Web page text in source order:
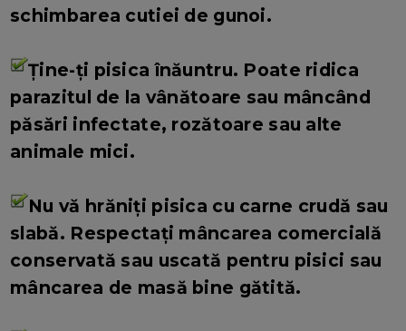
schimbarea cutiei de gunoi.
Ține-ți pisica înăuntru. Poate ridica
parazitul de la vânătoare sau mâncând
păsări infectate, rozătoare sau alte
animale mici.
Nu vă hrăniți pisica cu carne crudă sau
slabă. Respectați mâncarea comercială
conservată sau uscată pentru pisici sau
mâncarea de masă bine gătită.